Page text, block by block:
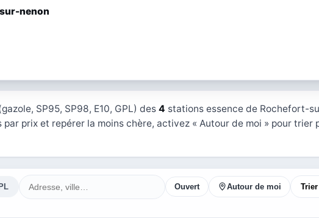
nenon
SP95, SP98, E10, GPL) des 4 stations essence de Rochefort-
prix et repérer la moins chère, activez « Autour de moi » pour trier
Ouvert Autour de moi